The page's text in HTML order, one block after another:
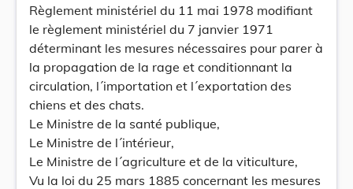
Règlement ministériel du 11 mai 1978 modifiant
le règlement ministériel du 7 janvier 1971
déterminant les mesures nécessaires pour parer à
la propagation de la rage et conditionnant la
circulation, l´importation et l´exportation des
chiens et des chats.
Le Ministre de la santé publique,
Le Ministre de l´intérieur,
Le Ministre de l´agriculture et de la viticulture,
Vu la loi du 25 mars 1885 concernant les mesures